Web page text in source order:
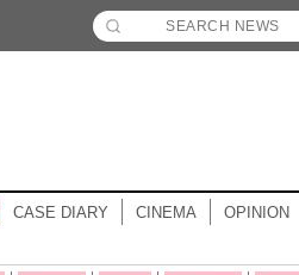
CASE DIARY CINEMA OPINION